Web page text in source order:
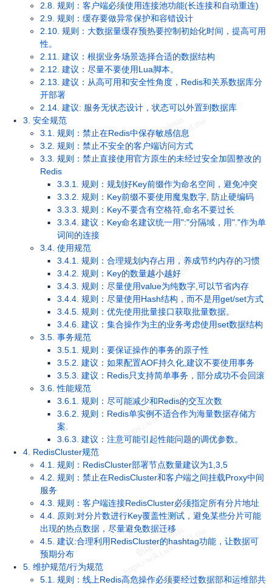
2.8. 规则：客户端必须使用连接池功能(长连接和自动重连)
2.9. 规则：缓存要做异常保护和容错设计
2.10. 规则：大数据量缓存预热要控制初始化时间，提高可用
性。
2.11. 建议：根据业务场景选择合适的数据结构
2.12. 建议：尽量不要使用Lua脚本。
2.13. 建议：从高可用和安全性角度，Redis和关系数据库分
开部署
2.14. 建议: 服务无状态设计，状态可以外置到数据库
3. 安全规范
3.1. 规则：禁止在Redis中保存敏感信息
3.2. 规则：禁止不安全的客户端访问方式
3.3. 规则：禁止直接使用官方原生的未经过安全加固整改的
Redis
3.3.1. 规则：规划好Key前缀作为命名空间，避免冲突
3.3.2. 规则：Key前缀不要使用魔鬼数字, 防止硬编码
3.3.3. 规则：Key不要含有空格符,命名不要过长
3.3.4. 建议：Key命名建议统一用":"分隔域，用"."作为单
词间的连接
3.4. 使用规范
3.4.1. 规则：合理规划内存占用，养成节约内存的习惯
3.4.2. 规则：Key的数量越小越好
3.4.3. 规则：尽量使用value为纯数字,可以节省内存
3.4.4. 规则：尽量使用Hash结构，而不是用get/set方式
3.4.5. 规则：优先使用批量接口获取批量数据。
3.4.6. 建议：集合操作为主的业务考虑使用set数据结构
3.5. 事务规范
3.5.1. 规则：要保证操作的事务的原子性
3.5.2. 建议：如果配置AOF持久化,建议不要使用事务
3.5.3. 建议：Redis只支持简单事务，部分成功不会回滚
3.6. 性能规范
3.6.1. 规则：尽可能减少和Redis的交互次数
3.6.2. 规则：Redis单实例不适合作为海量数据存储方
案.
3.6.3. 建议：注意可能引起性能问题的调优参数。
4. RedisCluster规范
4.1. 规则：RedisCluster部署节点数量建议为1,3,5
4.2. 规则：禁止在RedisCluster和客户端之间挂载Proxy中间
服务
4.3. 规则：客户端连接RedisCluster必须指定所有分片地址
4.4. 原则:对分片数进行Key覆盖性测试，避免某些分片可能
出现的热点数据，尽量避免数据迁移
4.5. 建议:合理利用RedisCluster的hashtag功能，让数据可
预期分布
5. 维护规范/行为规范
5.1. 规则：线上Redis高危操作必须要经过数据部和运维部共